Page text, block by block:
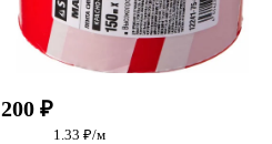
200 ₽
1.33 ₽/м